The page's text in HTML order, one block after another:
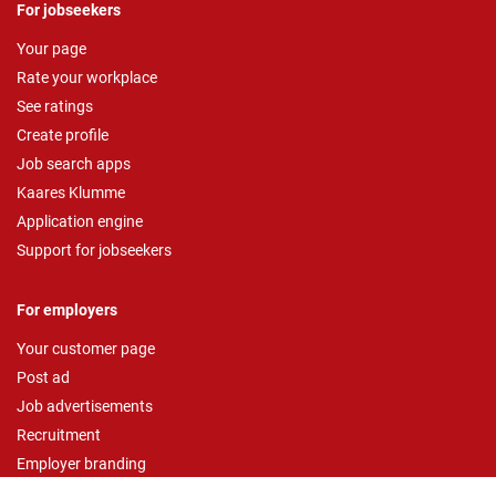
For jobseekers
Your page
Rate your workplace
See ratings
Create profile
Job search apps
Kaares Klumme
Application engine
Support for jobseekers
For employers
Your customer page
Post ad
Job advertisements
Recruitment
Employer branding